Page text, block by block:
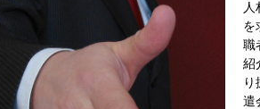
人
を
職
紹
遣